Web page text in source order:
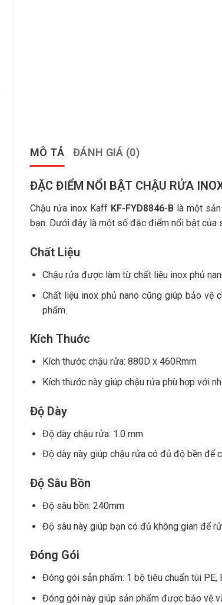
MÔ TẢ ĐÁNH GIÁ (0)
ĐẶC ĐIỂM NỔI BẬT CHẬU RỬA
Chậu rửa inox Kaff KF-FYD8846-B là một
bạn. Dưới đây là một số đặc điểm nổi bật của
Chất Liệu
Chậu rửa được làm từ chất liệu inox phủ
Chất liệu inox phủ nano cũng giúp bảo
phẩm.
Kích Thuớc
Kích thước chậu rửa: 880D x 460Rmm
Kích thước này giúp chậu rửa phù hợp với
Độ Dày
Độ dày chậu rửa: 1.0 mm
Độ dày này giúp chậu rửa có đủ độ bền để
Độ Sâu Bồn
Độ sâu bồn: 240mm
Độ sâu này giúp bạn có đủ không gian để
Đóng Gói
Đóng gói sản phẩm: 1 bộ tiêu chuẩn túi PE,
Đóng gói này giúp sản phẩm được bảo vệ